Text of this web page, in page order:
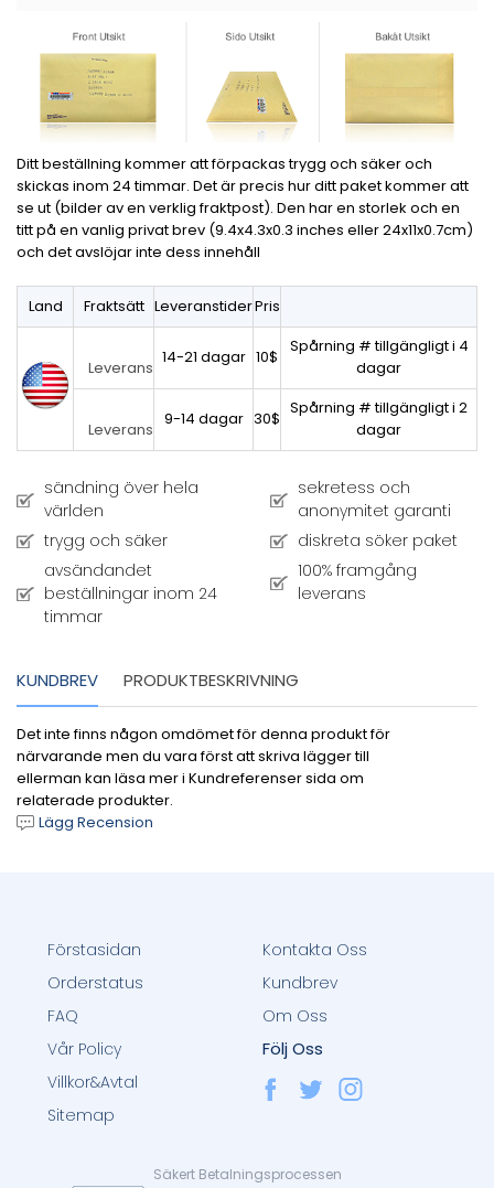
Ditt beställning kommer att förpackas trygg och säker och
skickas inom 24 timmar. Det är precis hur ditt paket kommer att
se ut (bilder av en verklig fraktpost). Den har en storlek och en
titt på en vanlig privat brev (9.4x4.3x0.3 inches eller 24x11x0.7cm)
och det avslöjar inte dess innehåll
Land Fraktsätt LeveranstiderPris
Leverans
14-21 dagar 10$
Spårning # tillgängligt i 4
dagar
Leverans
9-14 dagar 30$
Spårning # tillgängligt i 2
dagar
sändning över hela
världen
trygg och säker
avsändandet
beställningar inom 24
timmar
sekretess och
anonymitet garanti
diskreta söker paket
100% framgång
leverans
KUNDBREV PRODUKTBESKRIVNING
Det inte finns någon omdömet för denna produkt för
närvarande men du vara först att skriva lägger till
ellerman kan läsa mer i Kundreferenser sida om
relaterade produkter.
Lägg Recension
Förstasidan
Orderstatus
FAQ
Kontakta Oss
Kundbrev
Om Oss
Vår Policy
Villkor&Avtal
Sitemap
Följ Oss
Säkert Betalningsprocessen